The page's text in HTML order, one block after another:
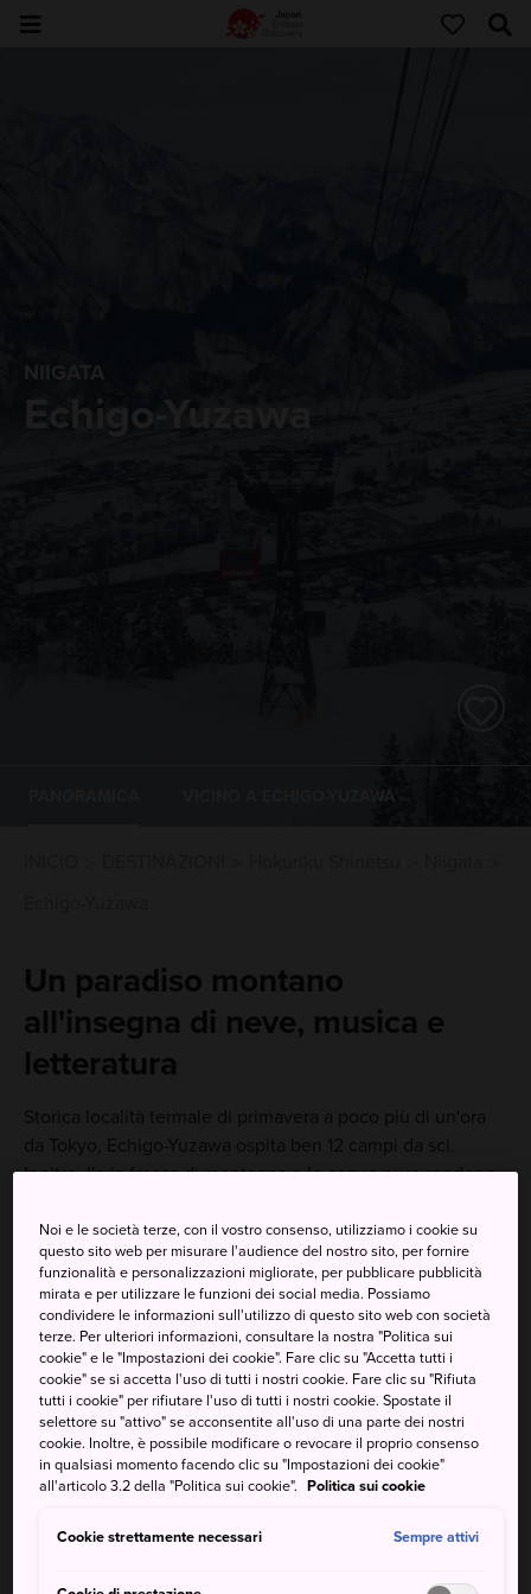
NIIGATA
Echigo-Yuzawa
VICINO A ECHIGO-YUZAWA
Un paradiso montano
all'insegna di neve, musica e
letteratura
Storica località termale di primavera a poco più di un'ora
da Tokyo, Echigo-Yuzawa ospita ben 12 campi da sci.
Inoltre, l'aria fresca di montagna e le acque pure rendono
Da non perdere
Un'immersione rilassante nelle calde sorgenti
termali dopo una giornata passata sulle piste
L'assaggio delle diverse varianti di sakè di
Niigata a Ponshukan
livello mondiale
Noi e le società terze, con il vostro consenso, utilizziamo i cookie su
questo sito web per misurare l'audience del nostro sito, per fornire
funzionalità e personalizzazioni migliorate, per pubblicare pubblicità
mirata e per utilizzare le funzioni dei social media. Possiamo
condividere le informazioni sull'utilizzo di questo sito web con società
terze. Per ulteriori informazioni, consultare la nostra "Politica sui
cookie" e le "Impostazioni dei cookie". Fare clic su "Accetta tutti i
cookie" se si accetta l'uso di tutti i nostri cookie. Fare clic su "Rifiuta
tutti i cookie" per rifiutare l'uso di tutti i nostri cookie. Spostate il
selettore su "attivo" se acconsentite all'uso di una parte dei nostri
cookie. Inoltre, è possibile modificare o revocare il proprio consenso
in qualsiasi momento facendo clic su "Impostazioni dei cookie"
all'articolo 3.2 della "Politica sui cookie". Politica sui cookie
Cookie strettamente necessari Sempre attivi